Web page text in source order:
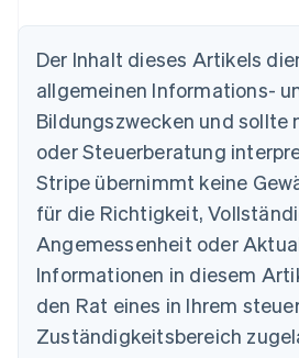
Der Inhalt dieses Artikels
allgemeinen Informations-
Bildungszwecken und sollte
oder Steuerberatung
Stripe übernimmt keine
für die Richtigkeit,
Angemessenheit oder
Informationen in diesem
den Rat eines in Ihrem
Zuständigkeitsbereich
Australien
English
Belgien
NederlandsFrançais DeutschEnglish
Brasilien
Bulgarien
English
Dänemark
English